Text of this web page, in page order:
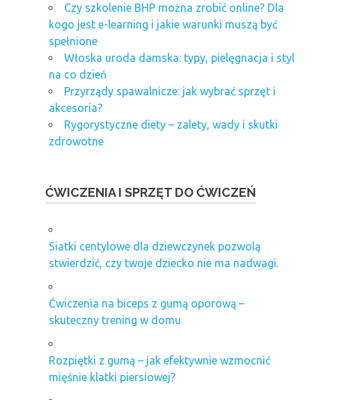
Czy szkolenie BHP można zrobić online? Dla
kogo jest e-learning i jakie warunki muszą być
spełnione
Włoska uroda damska: typy, pielęgnacja i styl
na co dzień
Przyrządy spawalnicze: jak wybrać sprzęt i
akcesoria?
Rygorystyczne diety – zalety, wady i skutki
zdrowotne
ĆWICZENIA I SPRZĘT DO ĆWICZEŃ
Siatki centylowe dla dziewczynek pozwolą
stwierdzić, czy twoje dziecko nie ma nadwagi.
Ćwiczenia na biceps z gumą oporową –
skuteczny trening w domu
Rozpiętki z gumą – jak efektywnie wzmocnić
mięśnie klatki piersiowej?